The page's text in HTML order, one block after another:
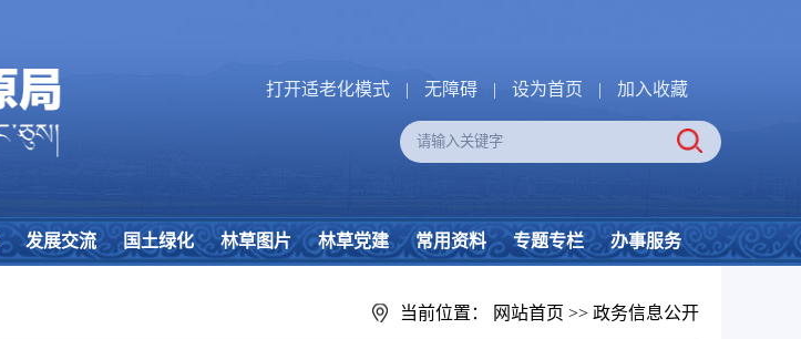
打开适老化模式 | 无障碍 | 设为首页 | 加入收藏
发展交流 国土绿化 林草图片 林草党建 常用资料 专题专栏 办事服务
当前位置： 网站首页 >> 政务信息公开